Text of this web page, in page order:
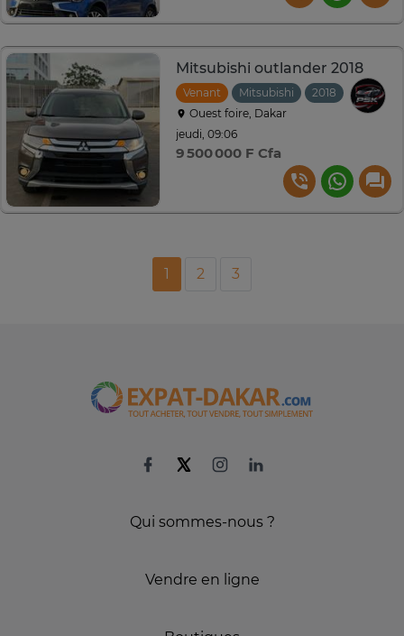
Mitsubishi outlander 2018
Venant Mitsubishi 2018
Ouest foire, Dakar
jeudi, 09:06
9 500 000 F Cfa
1 2 3
Qui sommes-nous ?
Vendre en ligne